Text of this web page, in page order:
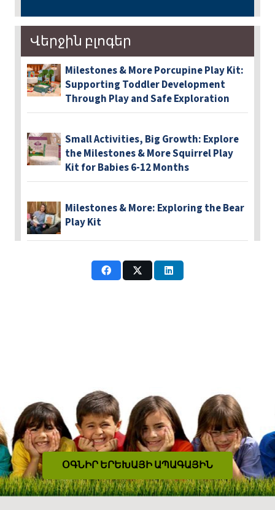
Վերջին բլոգեր
Milestones & More Porcupine Play Kit:
Supporting Toddler Development
Through Play and Safe Exploration
Small Activities, Big Growth: Explore
the Milestones & More Squirrel Play
Kit for Babies 6-12 Months
Milestones & More: Exploring the Bear
Play Kit
ՕԳՆԻՐ ԵՐԵԽԱՅԻ ԱՊԱԳԱՅԻՆ